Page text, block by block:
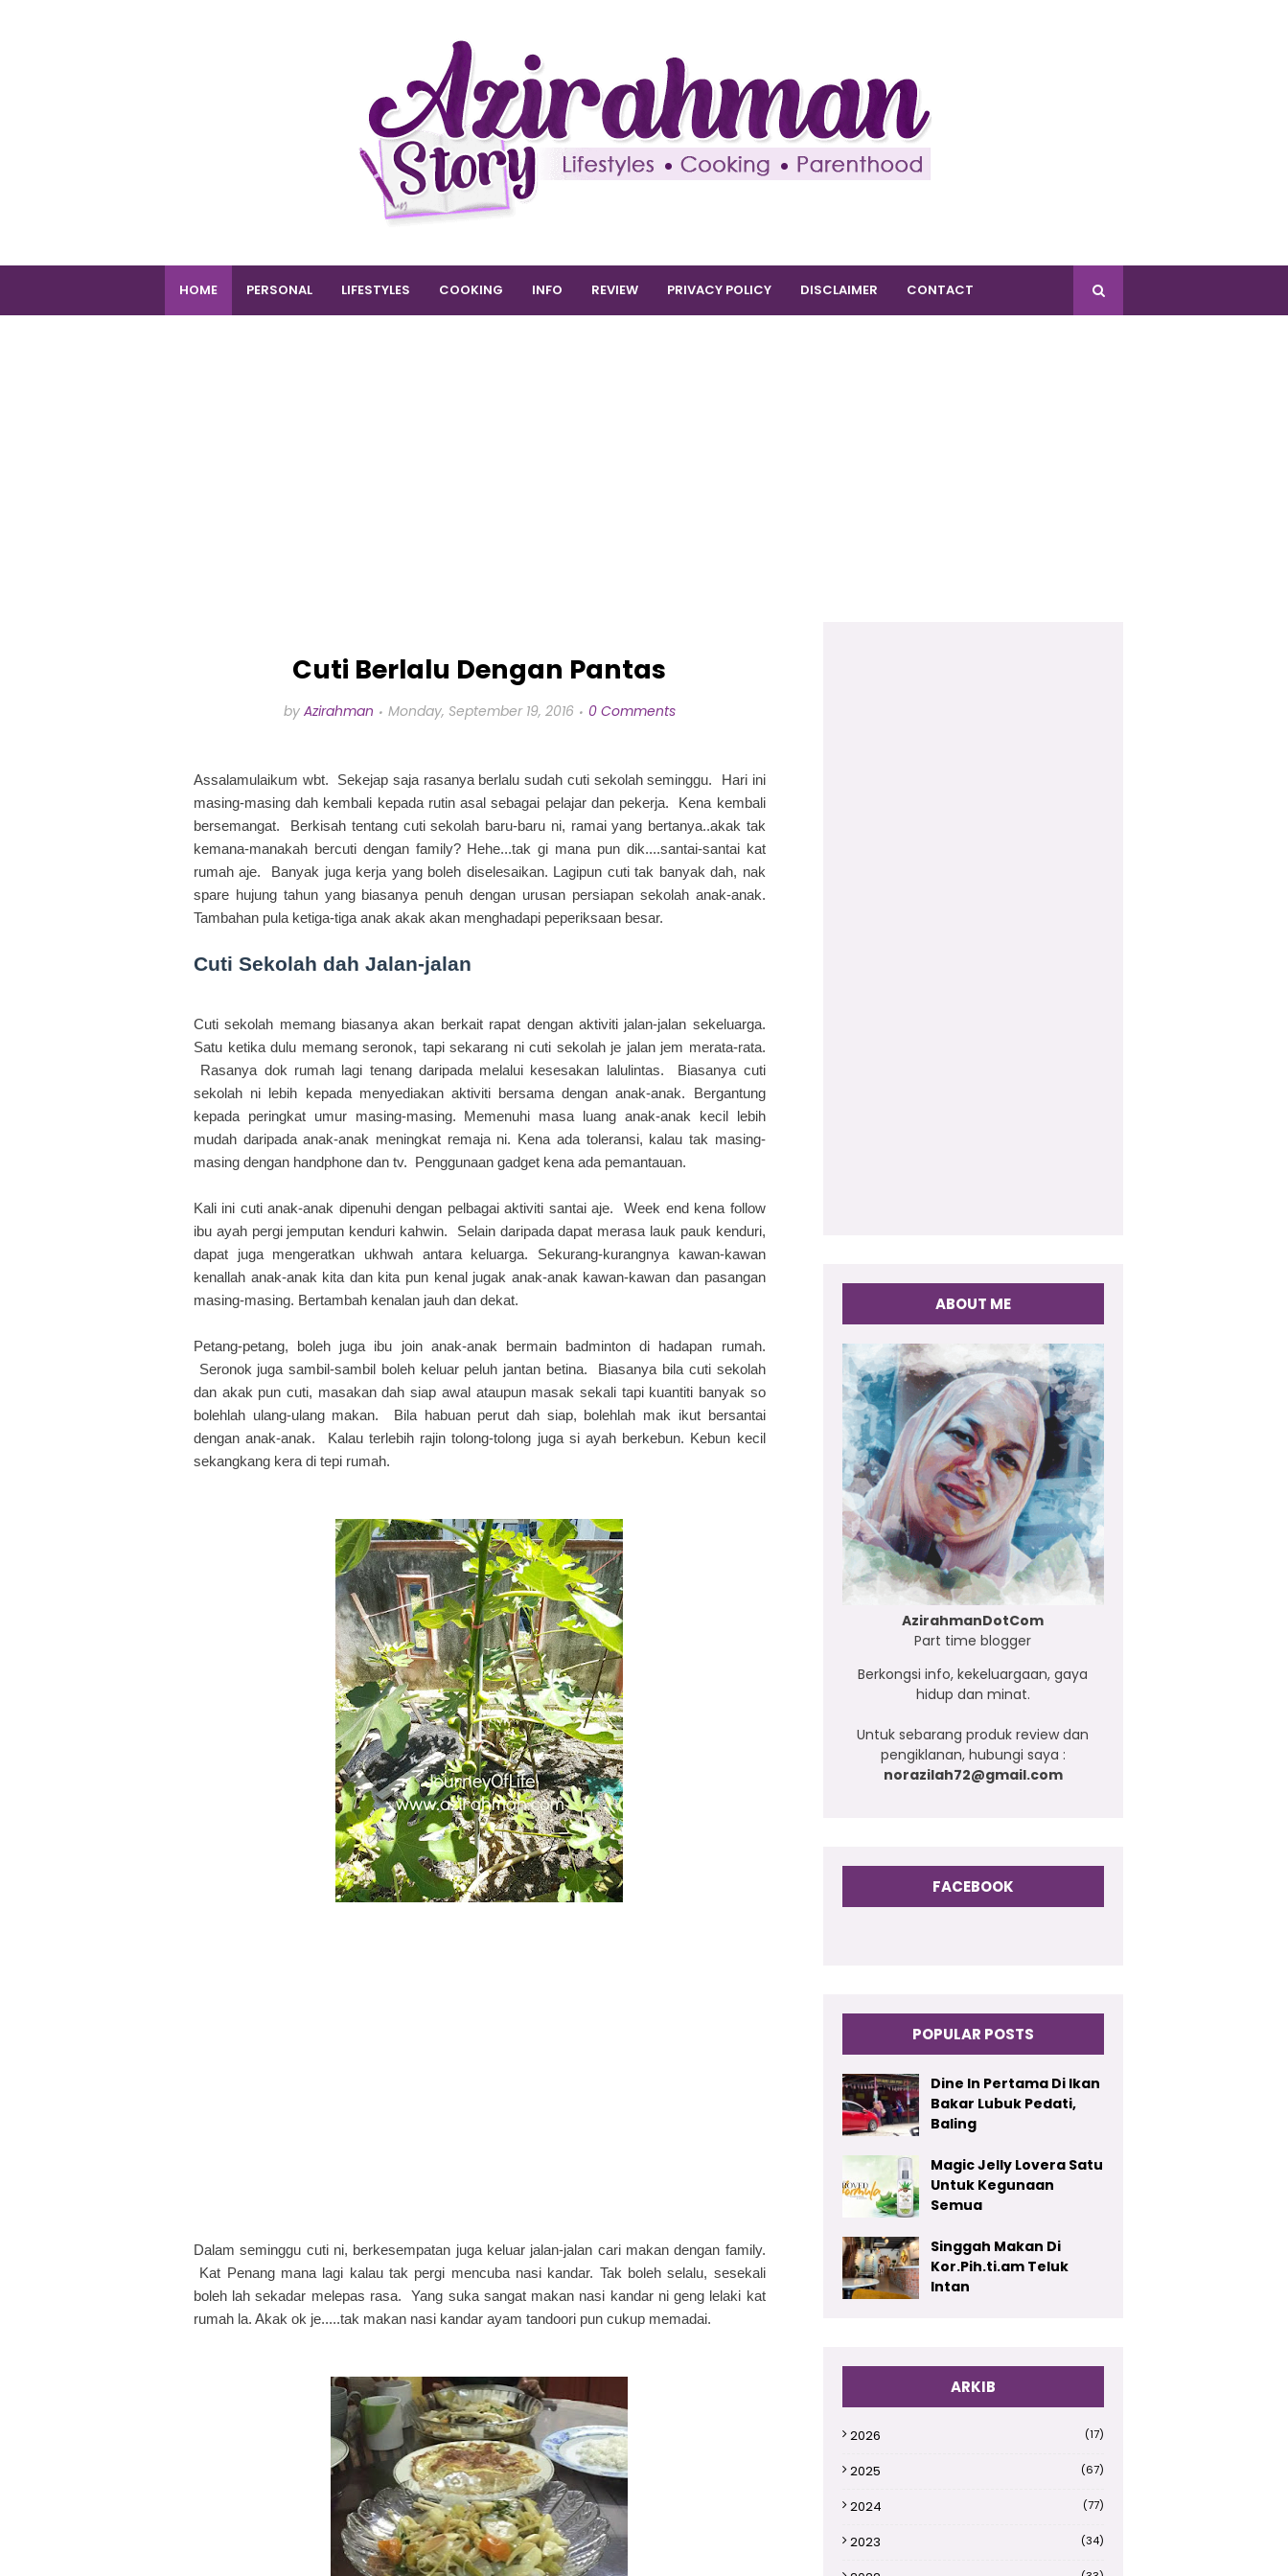
HOME PERSONAL LIFESTYLES COOKING INFO REVIEW PRIVACY POLICY DISCLAIMER CONTACT
Cuti Berlalu Dengan Pantas
by Azirahman Monday, September 19, 2016 0 Comments
Assalamulaikum wbt. Sekejap saja rasanya berlalu sudah cuti sekolah seminggu. Hari ini
masing-masing dah kembali kepada rutin asal sebagai pelajar dan pekerja. Kena kembali
bersemangat. Berkisah tentang cuti sekolah baru-baru ni, ramai yang bertanya..akak tak
kemana-manakah bercuti dengan family? Hehe...tak gi mana pun dik....santai-santai kat
rumah aje. Banyak juga kerja yang boleh diselesaikan. Lagipun cuti tak banyak dah, nak
spare hujung tahun yang biasanya penuh dengan urusan persiapan sekolah anak-anak.
Tambahan pula ketiga-tiga anak akak akan menghadapi peperiksaan besar.
Cuti Sekolah dah Jalan-jalan
Cuti sekolah memang biasanya akan berkait rapat dengan aktiviti jalan-jalan sekeluarga.
Satu ketika dulu memang seronok, tapi sekarang ni cuti sekolah je jalan jem merata-rata.
Rasanya dok rumah lagi tenang daripada melalui kesesakan lalulintas. Biasanya cuti
sekolah ni lebih kepada menyediakan aktiviti bersama dengan anak-anak. Bergantung
kepada peringkat umur masing-masing. Memenuhi masa luang anak-anak kecil lebih
mudah daripada anak-anak meningkat remaja ni. Kena ada toleransi, kalau tak masing-
masing dengan handphone dan tv. Penggunaan gadget kena ada pemantauan.
Kali ini cuti anak-anak dipenuhi dengan pelbagai aktiviti santai aje. Week end kena follow
ibu ayah pergi jemputan kenduri kahwin. Selain daripada dapat merasa lauk pauk kenduri,
dapat juga mengeratkan ukhwah antara keluarga. Sekurang-kurangnya kawan-kawan
kenallah anak-anak kita dan kita pun kenal jugak anak-anak kawan-kawan dan pasangan
masing-masing. Bertambah kenalan jauh dan dekat.
Petang-petang, boleh juga ibu join anak-anak bermain badminton di hadapan rumah.
Seronok juga sambil-sambil boleh keluar peluh jantan betina. Biasanya bila cuti sekolah
dan akak pun cuti, masakan dah siap awal ataupun masak sekali tapi kuantiti banyak so
bolehlah ulang-ulang makan. Bila habuan perut dah siap, bolehlah mak ikut bersantai
dengan anak-anak. Kalau terlebih rajin tolong-tolong juga si ayah berkebun. Kebun kecil
sekangkang kera di tepi rumah.
Dalam seminggu cuti ni, berkesempatan juga keluar jalan-jalan cari makan dengan family.
Kat Penang mana lagi kalau tak pergi mencuba nasi kandar. Tak boleh selalu, sesekali
boleh lah sekadar melepas rasa. Yang suka sangat makan nasi kandar ni geng lelaki kat
rumah la. Akak ok je.....tak makan nasi kandar ayam tandoori pun cukup memadai.
ABOUT ME
AzirahmanDotCom
Part time blogger
Berkongsi info, kekeluargaan, gaya
hidup dan minat.
Untuk sebarang produk review dan
pengiklanan, hubungi saya :
norazilah72@gmail.com
FACEBOOK
POPULAR POSTS
Dine In Pertama Di Ikan
Bakar Lubuk Pedati,
Baling
Magic Jelly Lovera Satu
Untuk Kegunaan
Semua
Singgah Makan Di
Kor.Pih.ti.am Teluk
Intan
ARKIB
2026 (17)
2025 (67)
2024 (77)
2023 (34)